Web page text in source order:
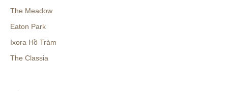
The Meadow
Eaton Park
Ixora Hồ Tràm
The Classia